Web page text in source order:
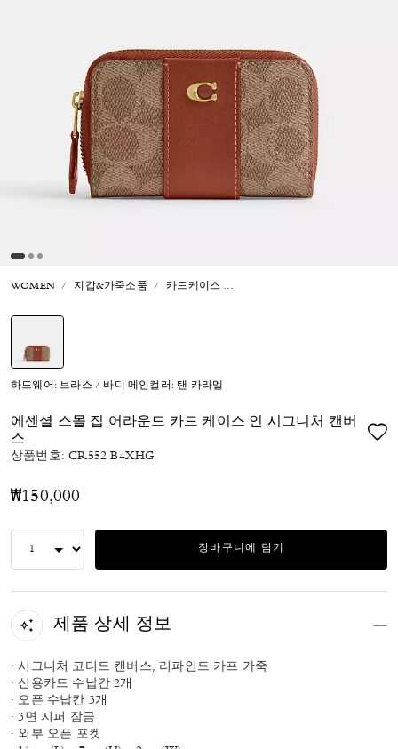
WOMEN 지갑&가죽소품 카드케이스
하드웨어: 브라스 / 바디 메인컬러: 탠 카라멜
에센셜 스몰 집 어라운드 카드 케이스 인 시그니처 캔버
스
상품번호:CR552 B4XHG
₩150,000
장바구니에 담기
제품 상세 정보
· 시그니처 코티드 캔버스, 리파인드 카프 가죽
· 신용카드 수납칸 2개
· 오픈 수납칸 3개
· 3면 지퍼 잠금
· 외부 오픈 포켓